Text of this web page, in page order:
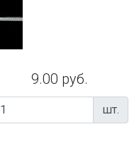
9.00 руб.
шт.